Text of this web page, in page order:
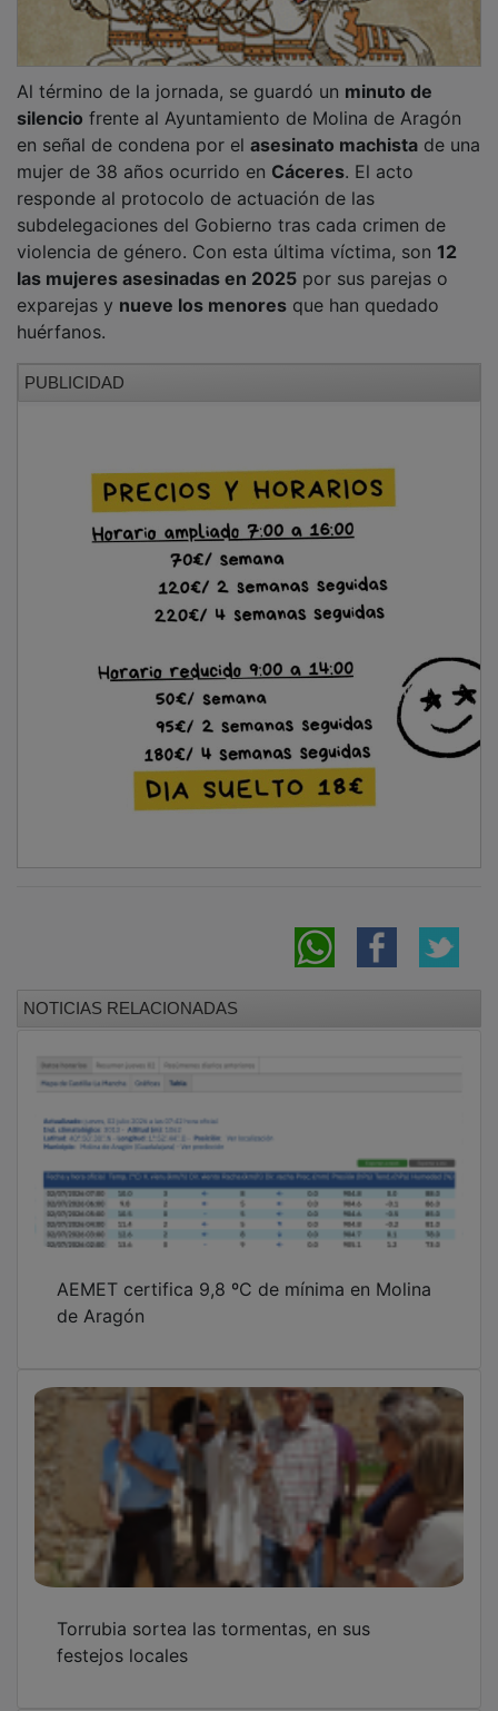
NOTICIAS RELACIONADAS
AEMET certifica 9,8 ºC de mínima en Molina
Torrubia sortea las tormentas, en sus
festejos locales
La Subdelegación coordina la seguridad y la
movilidad en Sigüenza y Molina de Aragón
ante la gran afluencia prevista por el eclipse
solar